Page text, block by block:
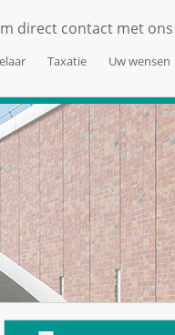
direct contact met
Taxatie Uw wensen